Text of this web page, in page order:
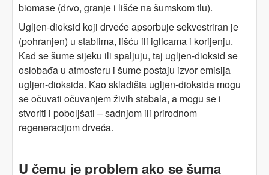
biomase (drvo, granje i lišće na šumskom tlu).
Ugljen-dioksid koji drveće apsorbuje sekvestriran je
(pohranjen) u stablima, lišću ili iglicama i korijenju.
Kad se šume sijeku ili spaljuju, taj ugljen-dioksid se
oslobađa u atmosferu i šume postaju izvor emisija
ugljen-dioksida. Kao skladišta ugljen-dioksida mogu
se očuvati očuvanjem živih stabala, a mogu se i
stvoriti i poboljšati – sadnjom ili prirodnom
regeneracijom drveća.
U čemu je problem ako se šuma